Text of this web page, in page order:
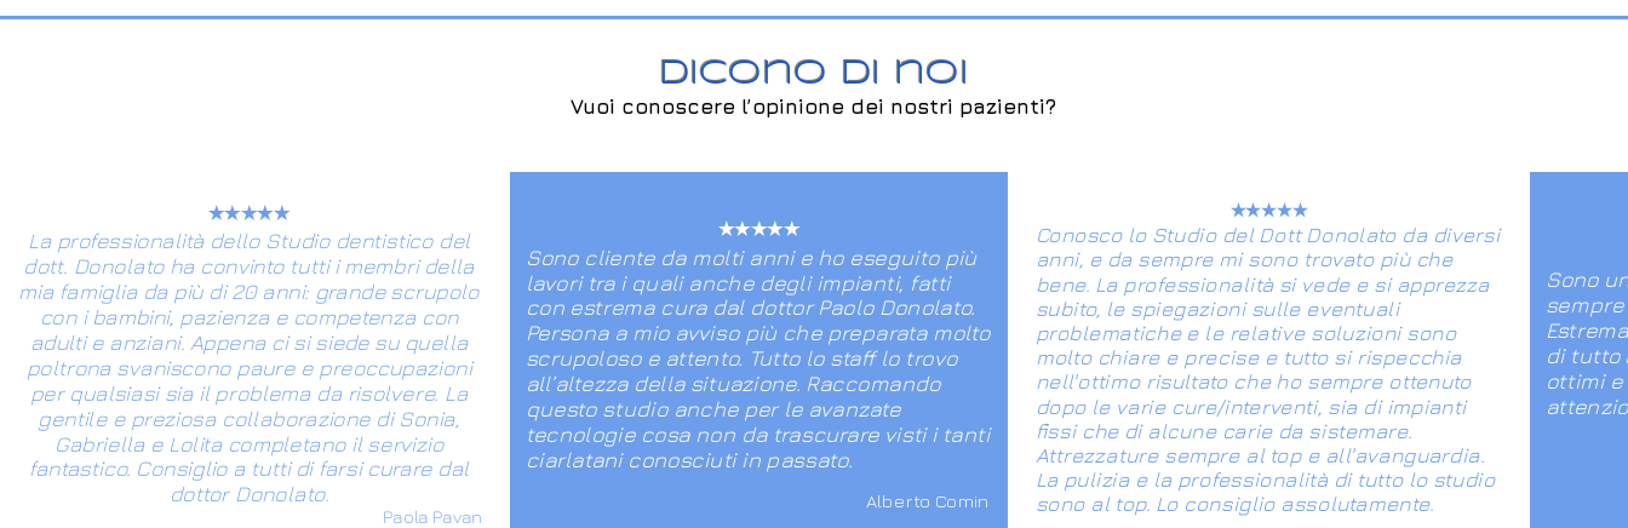
Dicono di noi
Vuoi conoscere l’opinione dei nostri pazienti?
★★★★★
La professionalità dello Studio dentistico del
dott. Donolato ha convinto tutti i membri della
mia famiglia da più di 20 anni: grande scrupolo
con i bambini, pazienza e competenza con
adulti e anziani. Appena ci si siede su quella
poltrona svaniscono paure e preoccupazioni
per qualsiasi sia il problema da risolvere. La
gentile e preziosa collaborazione di Sonia,
Gabriella e Lolita completano il servizio
fantastico. Consiglio a tutti di farsi curare dal
dottor Donolato.
Paola Pavan
★★★★★
Sono cliente da molti anni e ho eseguito più
lavori tra i quali anche degli impianti, fatti
con estrema cura dal dottor Paolo Donolato.
Persona a mio avviso più che preparata molto
scrupoloso e attento. Tutto lo staff lo trovo
all’altezza della situazione. Raccomando
questo studio anche per le avanzate
tecnologie cosa non da trascurare visti i tanti
ciarlatani conosciuti in passato.
Alberto Comin
★★★★★
Conosco lo Studio del Dott Donolato da diversi
anni, e da sempre mi sono trovato più che
bene. La professionalità si vede e si apprezza
subito, le spiegazioni sulle eventuali
problematiche e le relative soluzioni sono
molto chiare e precise e tutto si rispecchia
nell'ottimo risultato che ho sempre ottenuto
dopo le varie cure/interventi, sia di impianti
fissi che di alcune carie da sistemare.
Attrezzature sempre al top e all'avanguardia.
La pulizia e la professionalità di tutto lo studio
sono al top. Lo consiglio assolutamente.
Sono
di tutto
ottimi